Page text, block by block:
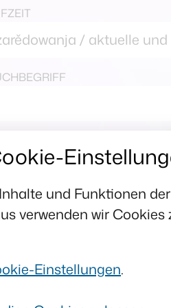
/ aktuelle
pśirady / 1.
institucionelneje
Chóśebuzu.
und Funktionen
verwenden wir Cookies
Einstellungen.